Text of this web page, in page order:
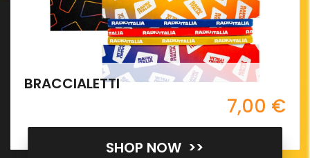
BRACCIALETTI
7,00 €
SHOP NOW >>